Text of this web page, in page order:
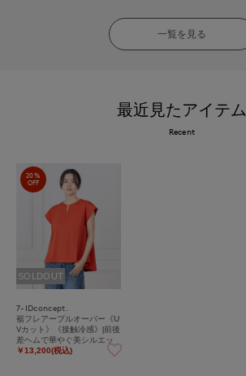
一覧を見る
最近見たアイテム
Recent
20%
OFF
SOLDOUT
7-IDconcept.
裾フレアープルオーバー《U
Vカット》《接触冷感》|前後
差ヘムで華やぐ美シルエッ
ト
￥13,200(税込)